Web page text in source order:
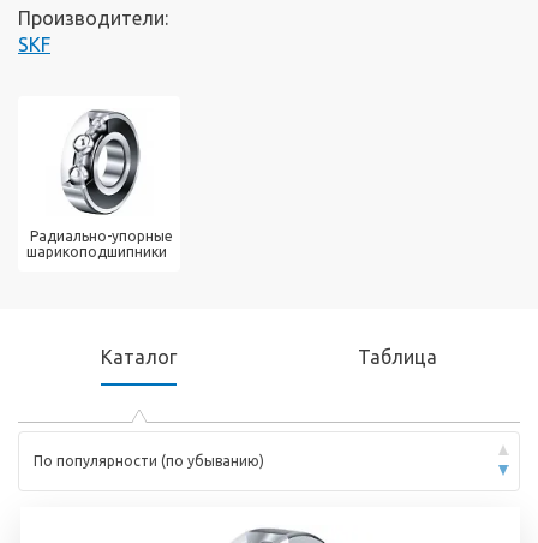
Производители:
SKF
Радиально-упорные
шарикоподшипники
Каталог Таблица
По популярности (по убыванию)